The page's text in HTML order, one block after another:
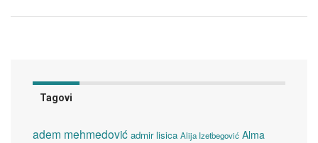
Tagovi
adem mehmedović admir lisica Alija Izetbegović Alma